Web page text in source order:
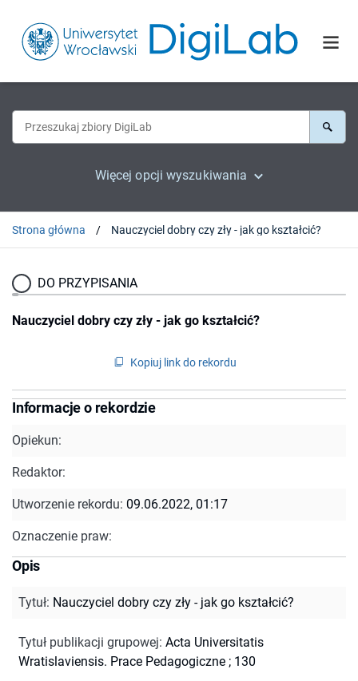
Więcej opcji wyszukiwania
Strona główna Nauczyciel dobry czy zły - jak go kształcić?
DO PRZYPISANIA
Nauczyciel dobry czy zły - jak go kształcić?
Kopiuj link do rekordu
Informacje o rekordzie
Opiekun:
Redaktor:
Utworzenie rekordu: 09.06.2022, 01:17
Oznaczenie praw:
Opis
Tytuł: Nauczyciel dobry czy zły - jak go kształcić?
Tytuł publikacji grupowej: Acta Universitatis
Wratislaviensis. Prace Pedagogiczne ; 130